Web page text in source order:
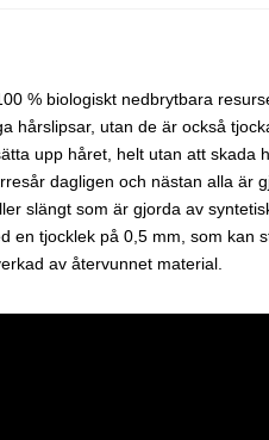
% biologiskt nedbrytbara
hårslipsar, utan de är också
upp håret, helt utan att skada
dagligen och nästan alla är
slängt som är gjorda av
en tjocklek på 0,5 mm, som kan
av återvunnet material.